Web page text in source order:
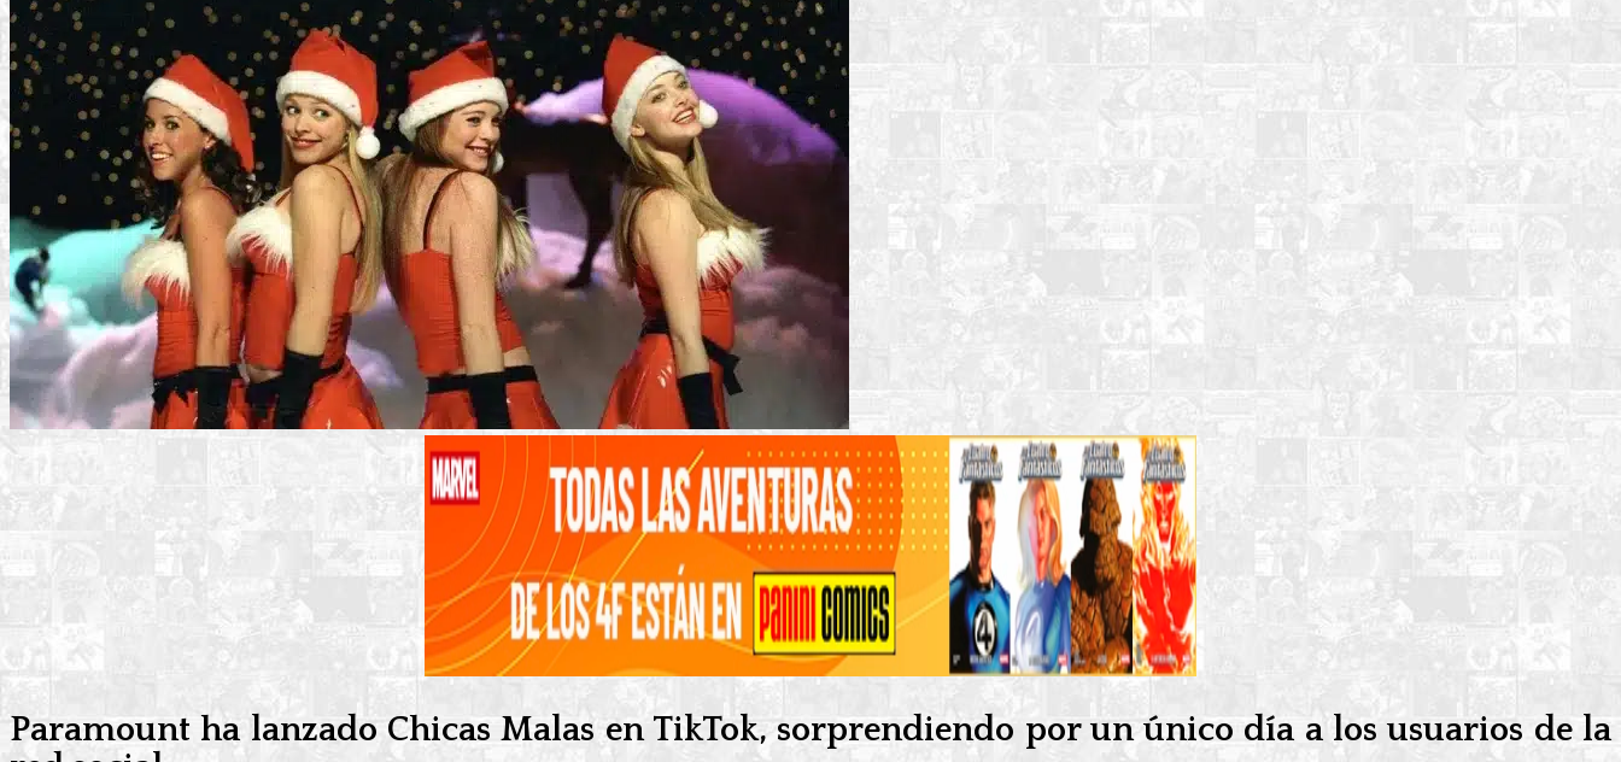
Paramount ha lanzado Chicas Malas en TikTok, sorprendiendo por un único día a los usuarios de la